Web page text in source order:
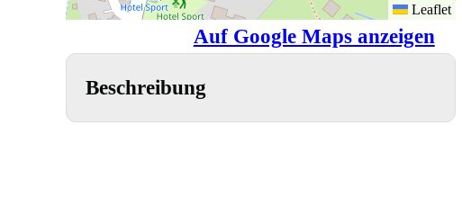
Leaflet
Auf Google Maps anzeigen
Beschreibung